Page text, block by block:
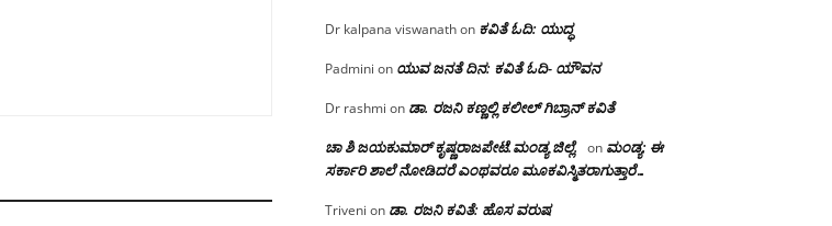
Dr kalpana viswanathon ಕವಿತೆ ಓದಿ: ಯುದ್ಧ
Padmini on ಯುವ ಜನತೆ ದಿನ: ಕವಿತೆ ಓದಿ- ಯೌವನ
Dr rashmi on ಡಾ. ರಜನಿ‌ ಕಣ್ಣಲ್ಲಿ ಕಲೀಲ್ ಗಿಬ್ರಾನ್ ಕವಿತೆ
ಚಾ ಶಿ ಜಯಕುಮಾರ್ ಕೃಷ್ಣರಾಜಪೇಟೆ.ಮಂಡ್ಯ ಜಿಲ್ಲೆ. on ಮಂಡ್ಯ: ಈ
ಸರ್ಕಾರಿ ಶಾಲೆ ನೋಡಿದರೆ ಎಂಥವರೂ ಮೂಕವಿಸ್ಮಿತರಾಗುತ್ತಾರೆ…
Triveni on ಡಾ. ರಜನಿ ಕವಿತೆ: ಹೊಸ ವರುಷ